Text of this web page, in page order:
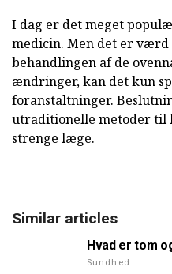
I dag er det meget
medicin. Men det er
behandlingen af de
ændringer, kan det kun
foranstaltninger.
utraditionelle metoder til
strenge læge.
Similar articles
Hvad er tom
Sundhed